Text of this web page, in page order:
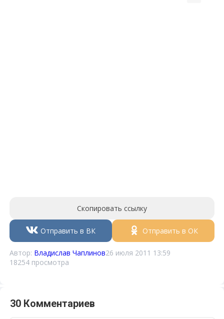
Скопировать ссылку
Отправить в ВК Отправить в ОК
Автор: Владислав Чаплинов26 июля 2011 13:59
18254 просмотра
30 Комментариев